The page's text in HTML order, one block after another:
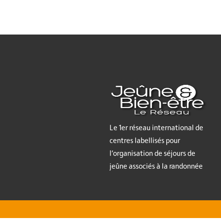
Le 1er réseau international de
centres labellisés pour
l’organisation de séjours de
jeûne associés à la randonnée